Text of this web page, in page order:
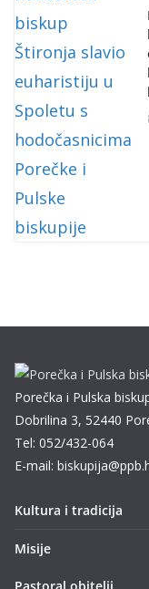
Porečka i Pulska
Dobrilina 3, 52440
Tel: 052/432-064
E-mail:
Kultura i tradicija
Misije